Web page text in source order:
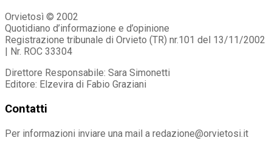
Orvietosì © 2002
Quotidiano d’informazione e d’opinione
Registrazione tribunale di Orvieto (TR) nr.101 del 13/11/2002
| Nr. ROC 33304
Direttore Responsabile: Sara Simonetti
Editore: Elzevira di Fabio Graziani
Contatti
Per informazioni inviare una mail a redazione@orvietosi.it